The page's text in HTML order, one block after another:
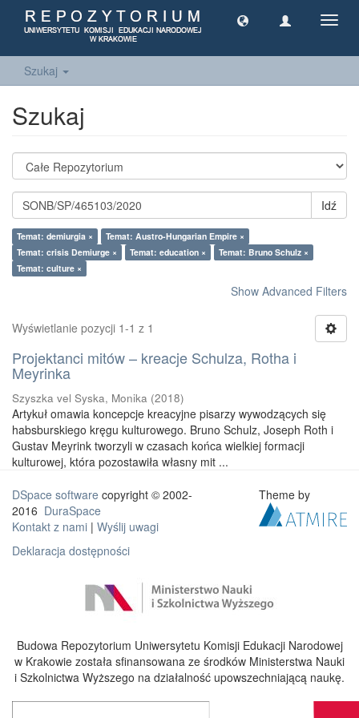
Szukaj
Szukaj
Idź
Temat: demiurgia ×
Temat: Austro-Hungarian Empire ×
Temat: crisis Demiurge ×
Temat: education ×
Temat: Bruno Schulz ×
Temat: culture ×
Show Advanced Filters
Wyświetlanie pozycji 1-1 z 1
Projektanci mitów – kreacje Schulza, Rotha i
Meyrinka
Szyszka vel Syska, Monika (2018)
Artykuł omawia koncepcje kreacyjne pisarzy wywodzących się
habsburskiego kręgu kulturowego. Bruno Schulz, Joseph Roth i
Gustav Meyrink tworzyli w czasach końca wielkiej formacji
kulturowej, która pozostawiła własny mit ...
DSpace software copyright © 2002-
2016 DuraSpace
Kontakt z nami | Wyślij uwagi
Deklaracja dostępności
Theme by
Budowa Repozytorium Uniwersytetu Komisji Edukacji Narodowej
w Krakowie została sfinansowana ze środków Ministerstwa Nauki
i Szkolnictwa Wyższego na działalność upowszechniającą naukę.